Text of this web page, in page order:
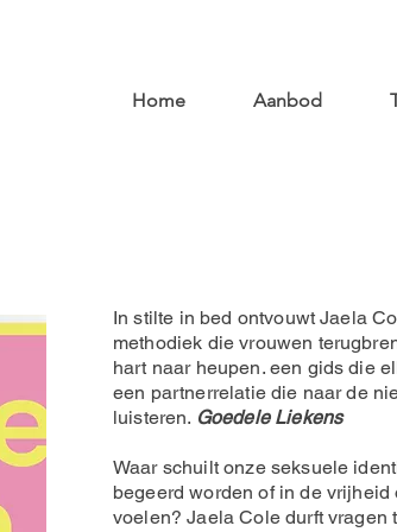
Home Aanbod
In stilte in bed ontvouwt Jaela
methodiek die vrouwen
hart naar heupen. een gids die
een partnerrelatie die naar de
luisteren. Goedele Liekens
Waar schuilt onze seksuele
begeerd worden of in de
voelen? Jaela Cole durft vragen